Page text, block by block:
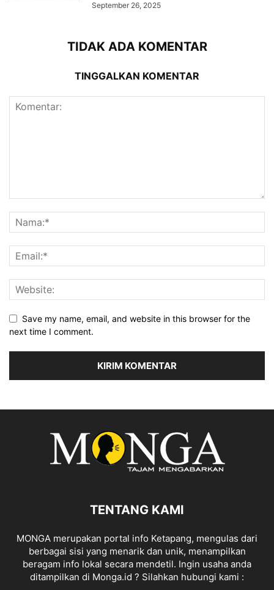
September 26, 2025
TIDAK ADA KOMENTAR
TINGGALKAN KOMENTAR
Save my name, email, and website in this browser for the
next time I comment.
TENTANG KAMI
MONGA merupakan portal info Ketapang, mengulas dari
berbagai sisi yang menarik dan unik, menampilkan
beragam info lokal secara mendetil. Ingin usaha anda
ditampilkan di Monga.id ? Silahkan hubungi kami :